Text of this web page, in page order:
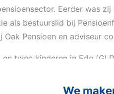
Eerder was
als bestuurslid bij
Pensioen en adviseur
twee kinderen in Ede
We